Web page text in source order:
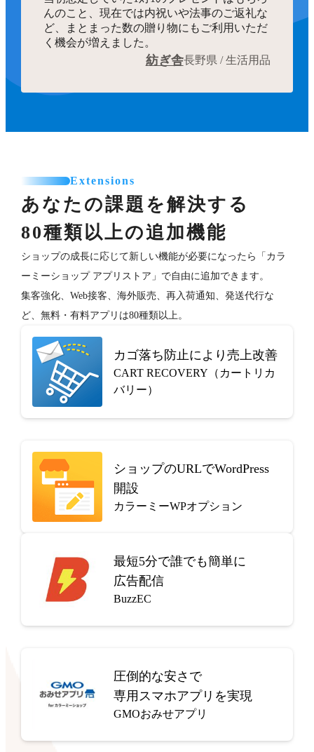
んのこと、現在では内祝いや法事のご返礼な
ど、まとまった数の贈り物にもご利用いただ
く機会が増えました。
紡ぎ舎長野県 / 生活用品
Extensions
あなたの課題を解決する
80種類以上の追加機能
ショップの成長に応じて新しい機能が必要になったら「カラ
ーミーショップ アプリストア」で自由に追加できます。
集客強化、Web接客、海外販売、再入荷通知、発送代行な
ど、無料・有料アプリは80種類以上。
カゴ落ち防止により売上改善
CART RECOVERY（カートリカ
バリー）
ショップのURLでWordPress
開設
カラーミーWPオプション
最短5分で誰でも簡単に
広告配信
BuzzEC
圧倒的な安さで
専用スマホアプリを実現
GMOおみせアプリ